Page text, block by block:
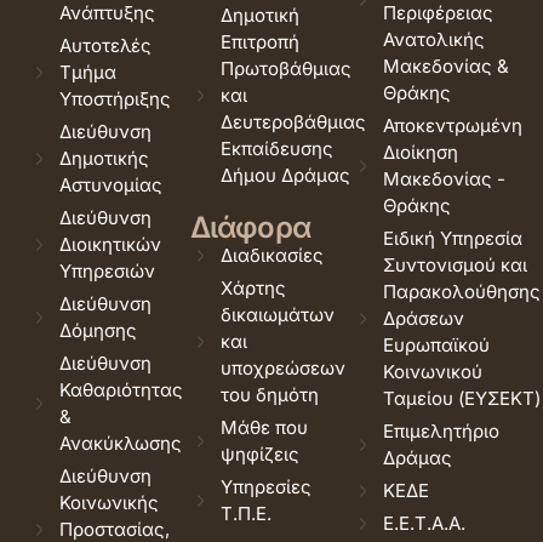
Ανάπτυξης
Αυτοτελές
Τμήμα
Υποστήριξης
Διεύθυνση
Δημοτικής
Αστυνομίας
Διεύθυνση
Διοικητικών
Υπηρεσιών
Διεύθυνση
Δόμησης
Διεύθυνση
Καθαριότητας
&
Ανακύκλωσης
Διεύθυνση
Κοινωνικής
Προστασίας,
Δημοτική
Επιτροπή
Πρωτοβάθμιας
και
Δευτεροβάθμιας
Εκπαίδευσης
Δήμου Δράμας
Διάφορα
Διαδικασίες
Χάρτης
δικαιωμάτων
και
υποχρεώσεων
του δημότη
Μάθε που
ψηφίζεις
Υπηρεσίες
Τ.Π.Ε.
Περιφέρειας
Ανατολικής
Μακεδονίας &
Θράκης
Αποκεντρωμένη
Διοίκηση
Μακεδονίας -
Θράκης
Ειδική Υπηρεσία
Συντονισμού και
Παρακολούθησης
Δράσεων
Ευρωπαϊκού
Κοινωνικού
Ταμείου (ΕΥΣΕΚΤ)
Επιμελητήριο
Δράμας
ΚΕΔΕ
Ε.Ε.Τ.Α.Α.